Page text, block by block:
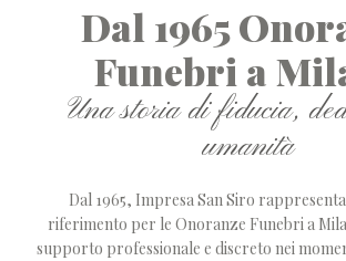
Dal 1965
Funebri a
Una storia di fiducia,
umanità
Dal 1965, Impresa San Siro
riferimento per le Onoranze Funebri a
supporto professionale e discreto nei